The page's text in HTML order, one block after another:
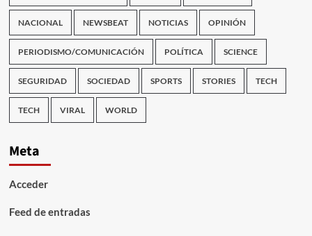
NACIONAL NEWSBEAT NOTICIAS OPINIÓN
PERIODISMO/COMUNICACIÓN POLÍTICA SCIENCE
SEGURIDAD SOCIEDAD SPORTS STORIES TECH
TECH VIRAL WORLD
Meta
Acceder
Feed de entradas